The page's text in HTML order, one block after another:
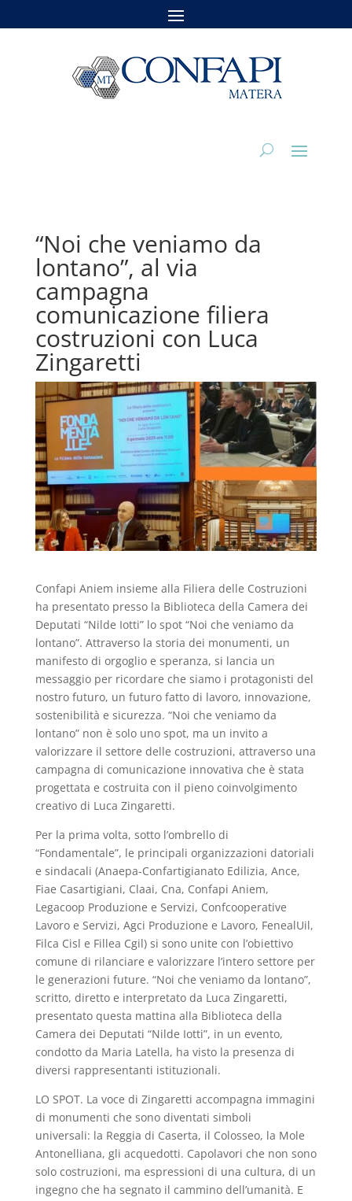
“Noi che veniamo da
lontano”, al via
campagna
comunicazione filiera
costruzioni con Luca
Zingaretti
Confapi Aniem insieme alla Filiera delle Costruzioni
ha presentato presso la Biblioteca della Camera dei
Deputati “Nilde Iotti” lo spot “Noi che veniamo da
lontano”. Attraverso la storia dei monumenti, un
manifesto di orgoglio e speranza, si lancia un
messaggio per ricordare che siamo i protagonisti del
nostro futuro, un futuro fatto di lavoro, innovazione,
sostenibilità e sicurezza. “Noi che veniamo da
lontano” non è solo uno spot, ma un invito a
valorizzare il settore delle costruzioni, attraverso una
campagna di comunicazione innovativa che è stata
progettata e costruita con il pieno coinvolgimento
creativo di Luca Zingaretti.
Per la prima volta, sotto l’ombrello di
“Fondamentale”, le principali organizzazioni datoriali
e sindacali (Anaepa-Confartigianato Edilizia, Ance,
Fiae Casartigiani, Claai, Cna, Confapi Aniem,
Legacoop Produzione e Servizi, Confcooperative
Lavoro e Servizi, Agci Produzione e Lavoro, FenealUil,
Filca Cisl e Fillea Cgil) si sono unite con l’obiettivo
comune di rilanciare e valorizzare l’intero settore per
le generazioni future. “Noi che veniamo da lontano”,
scritto, diretto e interpretato da Luca Zingaretti,
presentato questa mattina alla Biblioteca della
Camera dei Deputati “Nilde Iotti”, in un evento,
condotto da Maria Latella, ha visto la presenza di
diversi rappresentanti istituzionali.
LO SPOT. La voce di Zingaretti accompagna immagini
di monumenti che sono diventati simboli
universali: la Reggia di Caserta, il Colosseo, la Mole
Antonelliana, gli acquedotti. Capolavori che non sono
solo costruzioni, ma espressioni di una cultura, di un
ingegno che ha segnato il cammino dell’umanità. E